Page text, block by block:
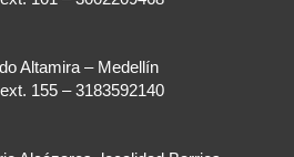
Altamira – Medellín
155 – 3183592140